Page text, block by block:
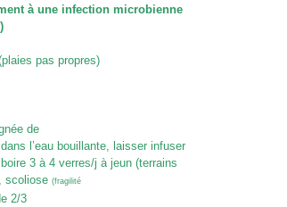
à une infection microbienne
pas propres)
de
l’eau bouillante, laisser infuser
3 à 4 verres/j à jeun (terrains
scoliose (fragilité
2/3